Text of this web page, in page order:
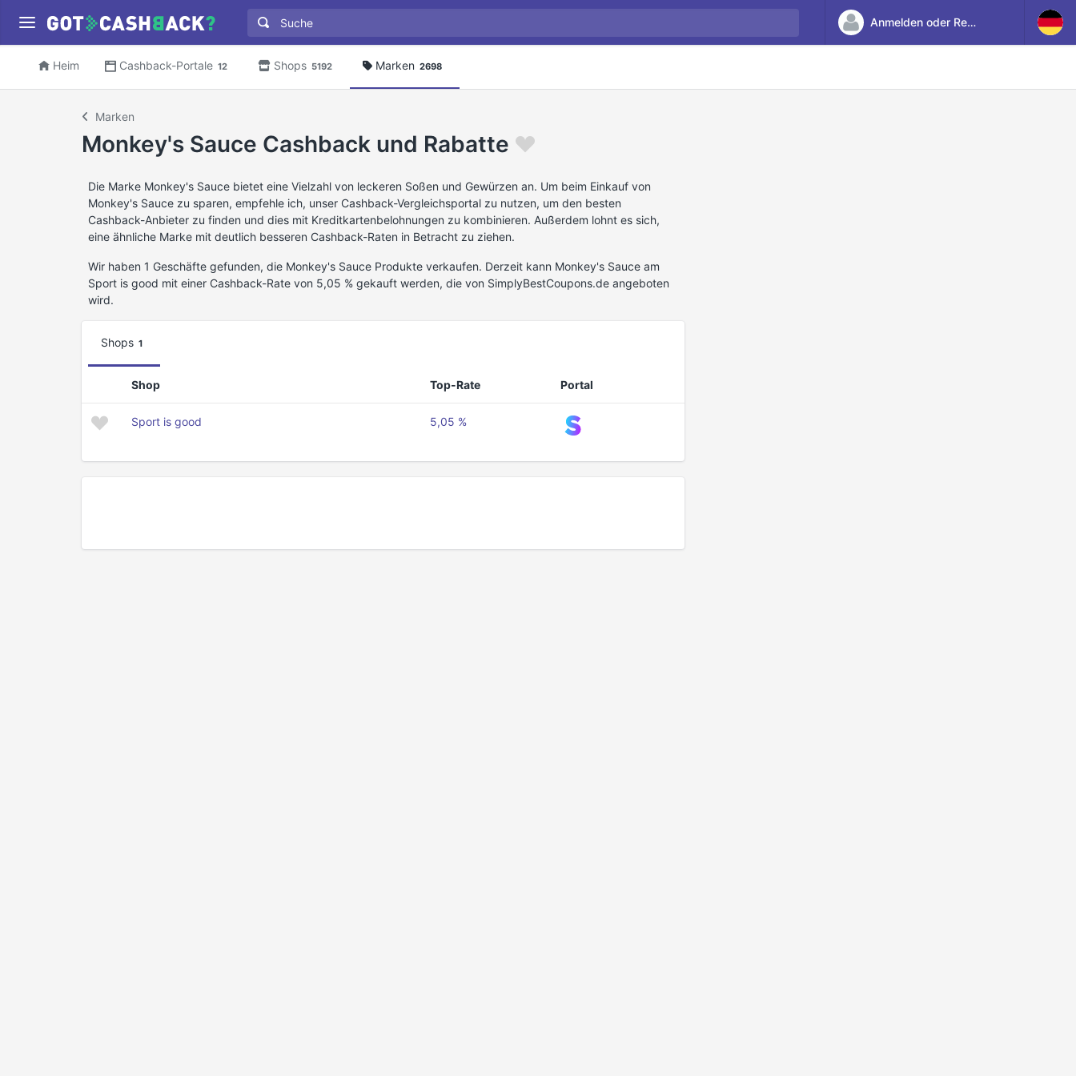
Anmelden oder Registrieren
Heim Cashback-Portale 12 Shops 5192 Marken 2698
Marken
Monkey's Sauce Cashback und Rabatte
Die Marke Monkey's Sauce bietet eine Vielzahl von leckeren Soßen und Gewürzen an. Um beim Einkauf von
Monkey's Sauce zu sparen, empfehle ich, unser Cashback-Vergleichsportal zu nutzen, um den besten
Cashback-Anbieter zu finden und dies mit Kreditkartenbelohnungen zu kombinieren. Außerdem lohnt es sich,
eine ähnliche Marke mit deutlich besseren Cashback-Raten in Betracht zu ziehen.
Wir haben 1 Geschäfte gefunden, die Monkey's Sauce Produkte verkaufen. Derzeit kann Monkey's Sauce am
Sport is good mit einer Cashback-Rate von 5,05 % gekauft werden, die von SimplyBestCoupons.de angeboten
wird.
Shops 1
Shop Top-Rate Portal
Sport is good 5,05 %